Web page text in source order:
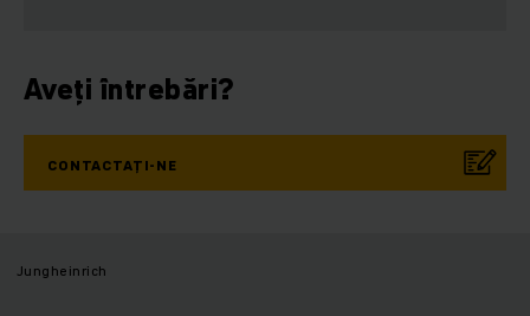
Aveți întrebări?
CONTACTAȚI-NE
Jungheinrich